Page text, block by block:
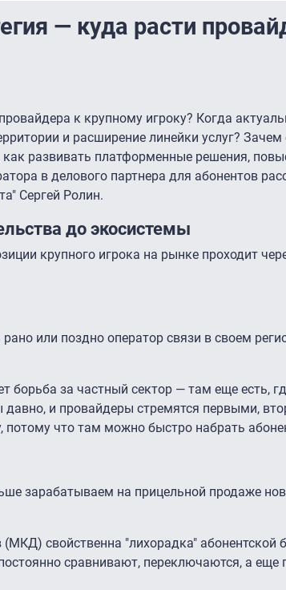
— куда расти
к крупному игроку? Когда
и расширение линейки услуг?
развивать платформенные решения,
в делового партнера для абонентов
Сергей Ролин.
до экосистемы
крупного игрока на рынке проходит
или поздно оператор связи в своем
борьба за частный сектор — там еще есть,
и провайдеры стремятся первыми,
потому что там можно быстро набрать
зарабатываем на прицельной продаже
свойственна "лихорадка" абонентской
сравнивают, переключаются, а